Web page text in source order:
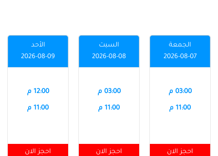
الجمعة
2026-08-07
03:00 م
11:00 م
احجز الان
السبت
2026-08-08
03:00 م
11:00 م
احجز الان
الأحد
2026-08-09
12:00 م
11:00 م
احجز الان